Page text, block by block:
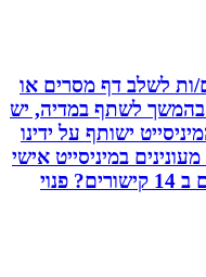
דף מסרים או
לשתף במדיה, יש
ישותף על ידינו
במיניסייט אישי
שיחשוף את כל הקמפיין שלכם ב 14 קישורים? פנוי